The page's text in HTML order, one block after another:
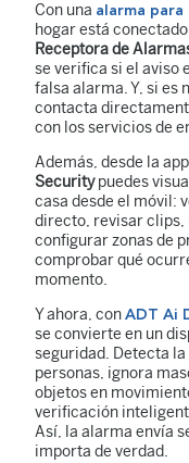
Con una alarma para
hogar está conectado
Receptora de
se verifica si el aviso
falsa alarma. Y, si es
contacta
con los servicios de
Además, desde la app
Securitypuedes
casa desde el móvil:
directo, revisar
configurar zonas de
comprobar qué
momento.
Y ahora, con ADT Ai
se convierte en un
seguridad. Detecta
personas, ignora
objetos en
verificación
Así, la alarma envía
importa de verdad.